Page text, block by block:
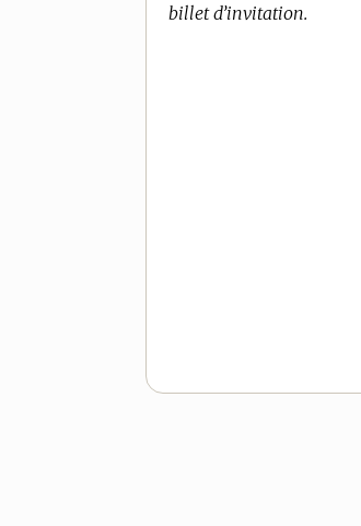
billet d’invitation.